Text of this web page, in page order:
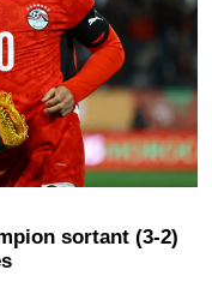
sortant (3-2)